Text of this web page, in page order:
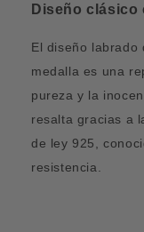
Diseño clásico
El diseño labrado
medalla es una
pureza y la
resalta gracias a
de ley 925,
resistencia.